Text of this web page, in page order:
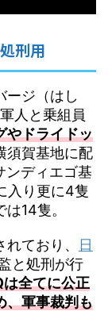
刑用
ージ（はし
人と乗組員
やドライドッ
須賀基地に配
ンディエゴ基
入り更に4隻
14隻。
ており、 日
と処刑が行
は全てに公正
、軍事裁判も